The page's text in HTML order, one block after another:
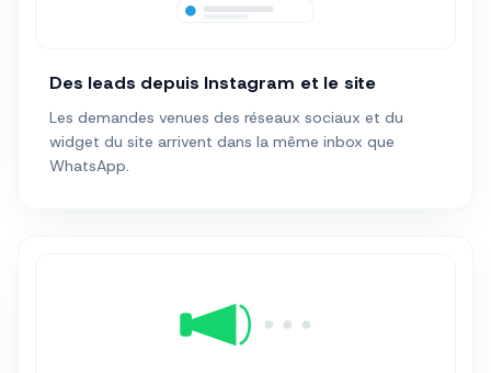
Des leads depuis Instagram et le site
Les demandes venues des réseaux sociaux et du
widget du site arrivent dans la même inbox que
WhatsApp.